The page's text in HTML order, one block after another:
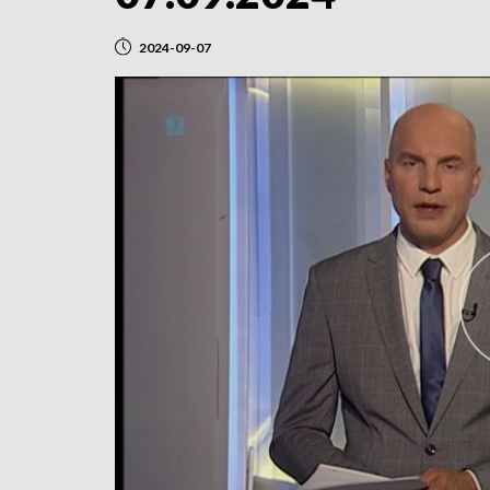
2024-09-07